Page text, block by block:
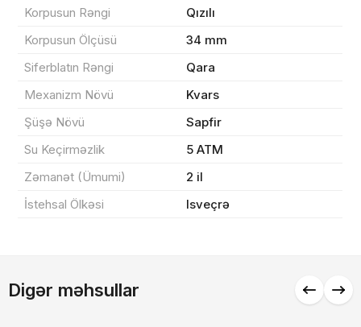
Korpusun Rəngi
Qızılı
Korpusun Ölçüsü
34 mm
Siferblatın Rəngi
Qara
Mexanizm Növü
Kvars
Şüşə Növü
Sapfir
Su Keçirməzlik
5 ATM
Zəmanət (Ümumi)
2 il
İstehsal Ölkəsi
Isveçrə
Digər məhsullar
Məhsul toplam
Endirim